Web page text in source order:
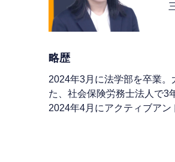
略歴
2024年3月に法学部を卒業
た、社会保険労務士法人で3
2024年4月にアクティブア